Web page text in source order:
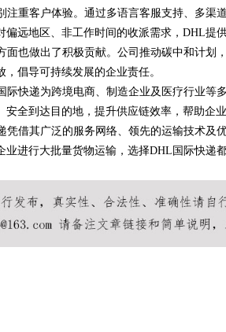
注重客户体验。通过多语言客服支持、多渠
偏远地区、非工作时间的收派需求，DHL提
面也做出了积极贡献。公司推动碳中和计划
倡导可持续发展的企业责任。
际快递为跨境电商、制造企业及医疗行业等
安全到达目的地，提升供应链效率，帮助企
凭借其广泛的服务网络、领先的运输技术及
业进行大批量货物运输，选择DHL国际快